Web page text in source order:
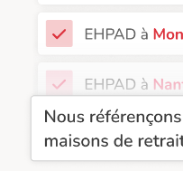
EHPAD Tours
EHPAD Troyes
Recherche par ville